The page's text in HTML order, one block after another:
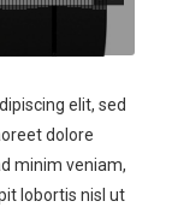
elit, sed
dolore
minim veniam,
lobortis nisl ut